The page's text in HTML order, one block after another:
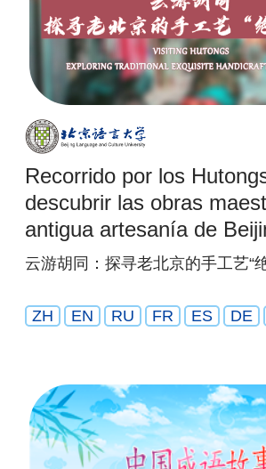
Recorrido por los
descubrir las obras
antigua artesanía de
云游胡同：探寻老北京的手工艺“
ZH EN RU FR ES DE